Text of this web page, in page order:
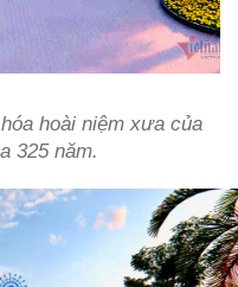
hoài niệm xưa của
325 năm.